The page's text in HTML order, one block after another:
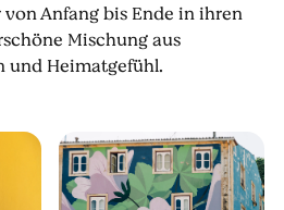
Anfang bis Ende in ihren
Mischung aus
und Heimatgefühl.